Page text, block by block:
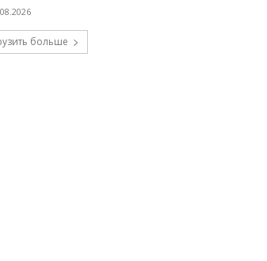
больше